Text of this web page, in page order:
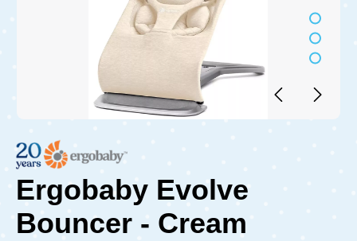
Ergobaby Evolve
Bouncer - Cream